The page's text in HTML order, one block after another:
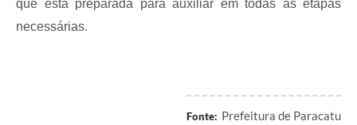
que está preparada para auxiliar em todas as etapas
necessárias.
Fonte: Prefeitura de Paracatu